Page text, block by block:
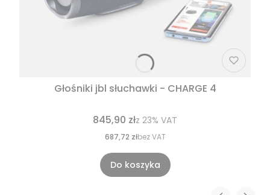
Głośniki jbl słuchawki - CHARGE 4
845,90 złz 23% VAT
687,72 złbez VAT
Do koszyka